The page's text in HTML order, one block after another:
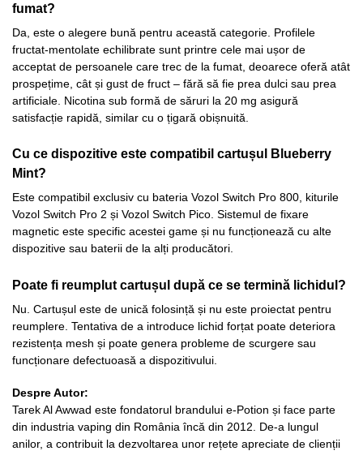
fumat?
Da, este o alegere bună pentru această categorie. Profilele
fructat-mentolate echilibrate sunt printre cele mai ușor de
acceptat de persoanele care trec de la fumat, deoarece oferă atât
prospețime, cât și gust de fruct – fără să fie prea dulci sau prea
artificiale. Nicotina sub formă de săruri la 20 mg asigură
satisfacție rapidă, similar cu o țigară obișnuită.
Cu ce dispozitive este compatibil cartușul Blueberry
Mint?
Este compatibil exclusiv cu bateria Vozol Switch Pro 800, kiturile
Vozol Switch Pro 2 și Vozol Switch Pico. Sistemul de fixare
magnetic este specific acestei game și nu funcționează cu alte
dispozitive sau baterii de la alți producători.
Poate fi reumplut cartușul după ce se termină lichidul?
Nu. Cartușul este de unică folosință și nu este proiectat pentru
reumplere. Tentativa de a introduce lichid forțat poate deteriora
rezistența mesh și poate genera probleme de scurgere sau
funcționare defectuoasă a dispozitivului.
Despre Autor:
Tarek Al Awwad este fondatorul brandului e-Potion și face parte
din industria vaping din România încă din 2012. De-a lungul
anilor, a contribuit la dezvoltarea unor rețete apreciate de clienții